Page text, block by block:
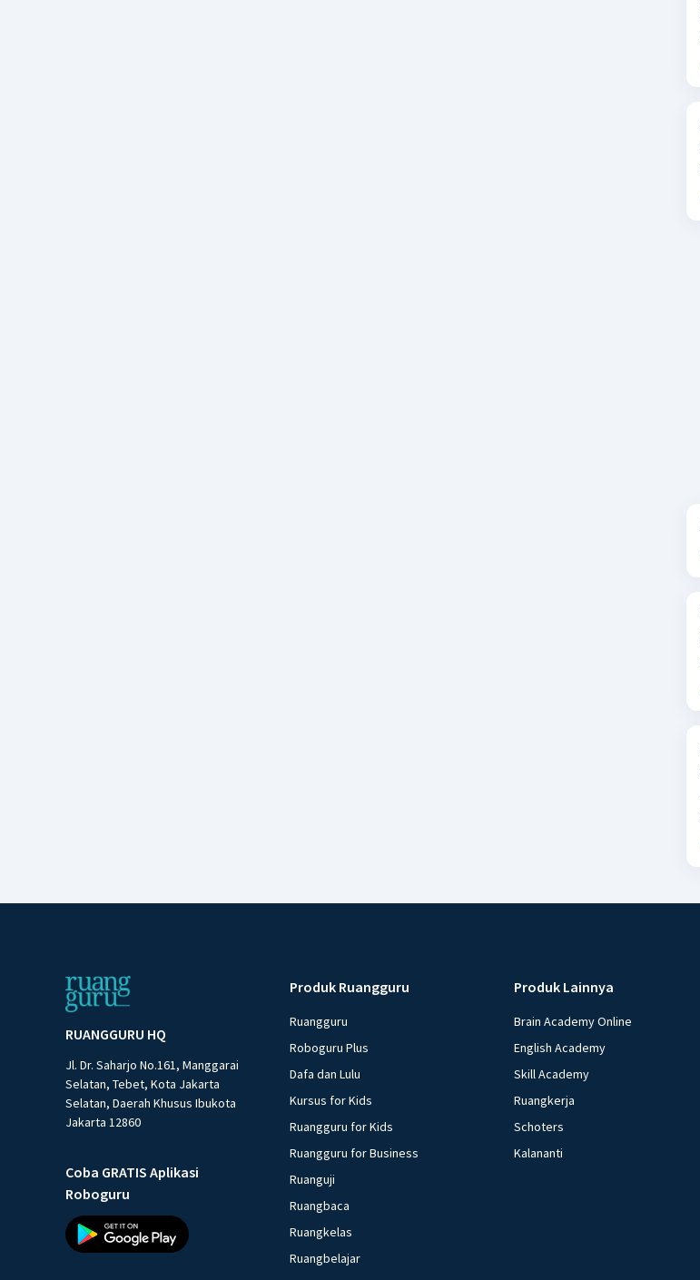
RUANGGURU HQ
Jl. Dr. Saharjo No.161, Manggarai
Selatan, Tebet, Kota Jakarta
Selatan, Daerah Khusus Ibukota
Jakarta 12860
Coba GRATIS Aplikasi
Roboguru
Produk Ruangguru
Ruangguru
Roboguru Plus
Dafa dan Lulu
Kursus for Kids
Ruangguru for Kids
Ruangguru for Business
Ruanguji
Ruangbaca
Ruangkelas
Ruangbelajar
Produk Lainnya
Brain Academy Online
English Academy
Skill Academy
Ruangkerja
Schoters
Kalananti